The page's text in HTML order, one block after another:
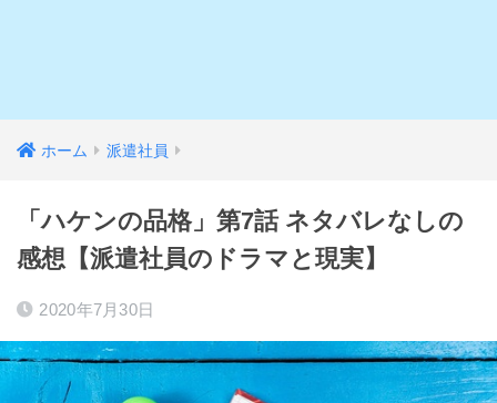
ホーム 派遣社員
「ハケンの品格」第7話 ネタバレなしの
感想【派遣社員のドラマと現実】
2020年7月30日